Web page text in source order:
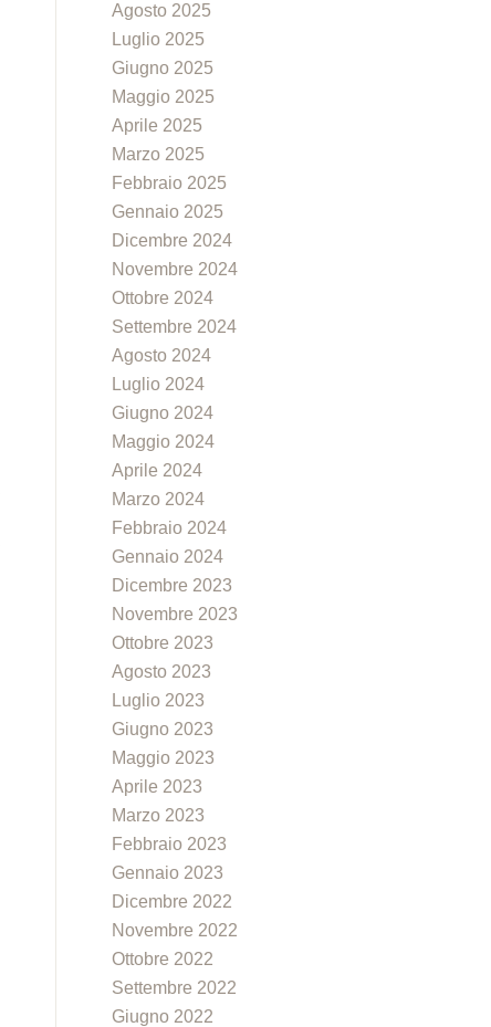
Agosto 2025
Luglio 2025
Giugno 2025
Maggio 2025
Aprile 2025
Marzo 2025
Febbraio 2025
Gennaio 2025
Dicembre 2024
Novembre 2024
Ottobre 2024
Settembre 2024
Agosto 2024
Luglio 2024
Giugno 2024
Maggio 2024
Aprile 2024
Marzo 2024
Febbraio 2024
Gennaio 2024
Dicembre 2023
Novembre 2023
Ottobre 2023
Agosto 2023
Luglio 2023
Giugno 2023
Maggio 2023
Aprile 2023
Marzo 2023
Febbraio 2023
Gennaio 2023
Dicembre 2022
Novembre 2022
Ottobre 2022
Settembre 2022
Giugno 2022